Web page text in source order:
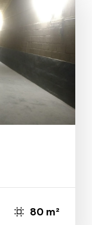
80 m²